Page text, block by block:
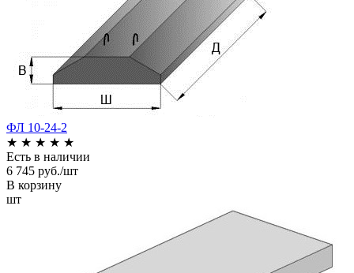
ФЛ 10-24-2
★ ★ ★ ★ ★
Есть в наличии
6 745 руб./шт
В корзину
шт